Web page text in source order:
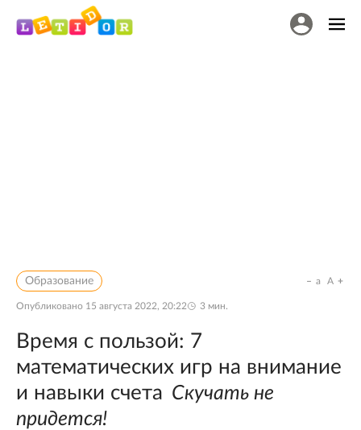
Образование
Опубликовано 15 августа 2022, 20:22 3 мин.
a A
Время с пользой: 7
математических игр на внимание
и навыки счета Скучать не
придется!